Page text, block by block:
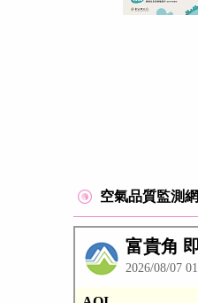
空氣品質監測網